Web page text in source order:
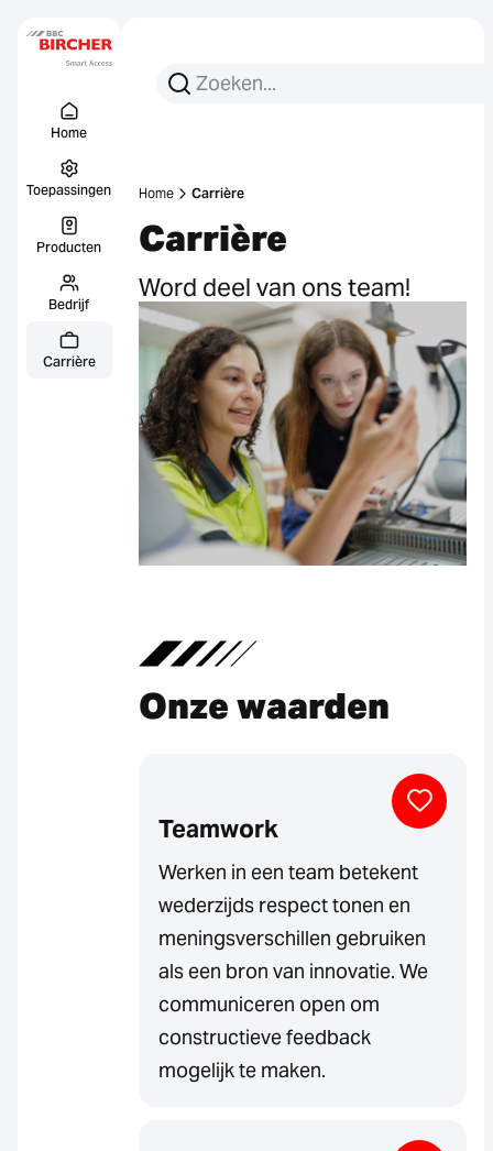
Home
Toepassingen
Producten
Bedrijf
Carrière
Zoeken:
Zoek op
Home Carrière
Carrière
Word deel van ons team!
Onze waarden
Teamwork
Werken in een team betekent
wederzijds respect tonen en
meningsverschillen gebruiken
als een bron van innovatie. We
communiceren open om
constructieve feedback
mogelijk te maken.